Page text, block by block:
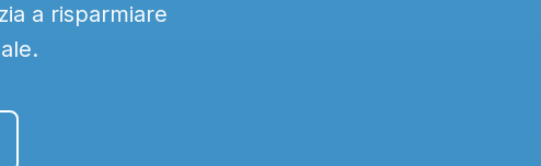
a risparmiare